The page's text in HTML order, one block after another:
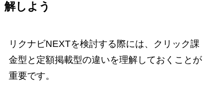
解しよう
リクナビNEXTを検討する際には、クリック課
金型と定額掲載型の違いを理解しておくことが
重要です。